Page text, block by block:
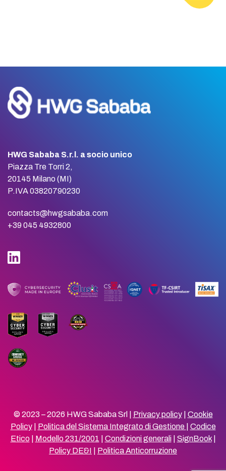
HWG Sababa S.r.l. a socio unico
Piazza Tre Torri 2,
20145 Milano (MI)
P.IVA 03820790230
contacts@hwgsababa.com
+39 045 4932800
© 2023 – 2026 HWG Sababa Srl | Privacy policy| Cookie
Policy| Politica del Sistema Integrato di Gestione
Codice
Etico| Modello 231/2001 Condizioni generali| SignBook|
Policy DE&I
Politica Anticorruzione